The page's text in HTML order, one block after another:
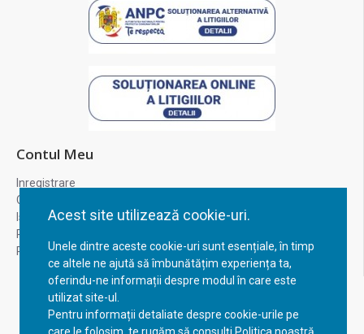
Acest site utilizează cookie-uri.
Unele dintre aceste cookie-uri sunt esențiale, în timp
ce altele ne ajută să îmbunătățim experiența ta,
oferindu-ne informații despre modul în care este
utilizat site-ul.
Pentru informații detaliate despre cookie-urile pe
Contul Meu
Inregistrare
Contul meu
Istoric comenzi
Recuperare parola
Returnare produs